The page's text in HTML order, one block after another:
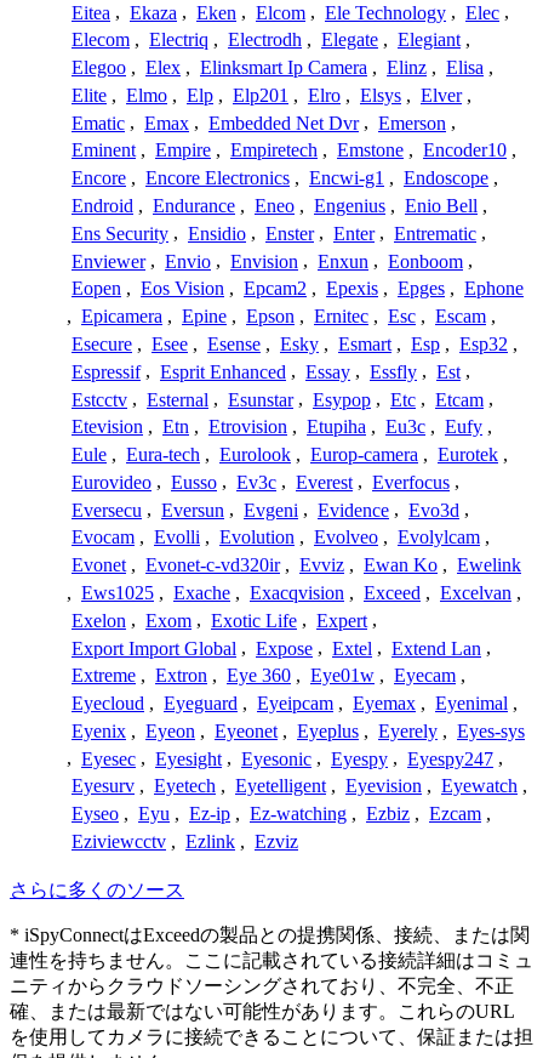
Eitea , Ekaza , Eken , Elcom , Ele Technology , Elec ,
Elecom , Electriq , Electrodh , Elegate , Elegiant ,
Elegoo , Elex , Elinksmart Ip Camera , Elinz , Elisa ,
Elite , Elmo , Elp , Elp201 , Elro , Elsys , Elver ,
Ematic , Emax , Embedded Net Dvr , Emerson ,
Eminent , Empire , Empiretech , Emstone , Encoder10 ,
Encore , Encore Electronics , Encwi-g1 , Endoscope ,
Endroid , Endurance , Eneo , Engenius , Enio Bell ,
Ens Security , Ensidio , Enster , Enter , Entrematic ,
Enviewer , Envio , Envision , Enxun , Eonboom ,
Eopen , Eos Vision , Epcam2 , Epexis , Epges , Ephone
, Epicamera , Epine , Epson , Ernitec , Esc , Escam ,
Esecure , Esee , Esense , Esky , Esmart , Esp , Esp32 ,
Espressif , Esprit Enhanced , Essay , Essfly , Est ,
Estcctv , Esternal , Esunstar , Esypop , Etc , Etcam ,
Etevision , Etn , Etrovision , Etupiha , Eu3c , Eufy ,
Eule , Eura-tech , Eurolook , Europ-camera , Eurotek ,
Eurovideo , Eusso , Ev3c , Everest , Everfocus ,
Eversecu , Eversun , Evgeni , Evidence , Evo3d ,
Evocam , Evolli , Evolution , Evolveo , Evolylcam ,
Evonet , Evonet-c-vd320ir , Evviz , Ewan Ko , Ewelink
, Ews1025 , Exache , Exacqvision , Exceed , Excelvan ,
Exelon , Exom , Exotic Life , Expert ,
Export Import Global , Expose , Extel , Extend Lan ,
Extreme , Extron , Eye 360 , Eye01w , Eyecam ,
Eyecloud , Eyeguard , Eyeipcam , Eyemax , Eyenimal ,
Eyenix , Eyeon , Eyeonet , Eyeplus , Eyerely , Eyes-sys
, Eyesec , Eyesight , Eyesonic , Eyespy , Eyespy247 ,
Eyesurv , Eyetech , Eyetelligent , Eyevision , Eyewatch ,
Eyseo , Eyu , Ez-ip , Ez-watching , Ezbiz , Ezcam ,
Eziviewcctv , Ezlink , Ezviz
さらに多くのソース
* iSpyConnectはExceedの製品との提携関係、接続、または関
連性を持ちません。ここに記載されている接続詳細はコミュ
ニティからクラウドソーシングされており、不完全、不正
確、または最新ではない可能性があります。これらのURL
を使用してカメラに接続できることについて、保証または担